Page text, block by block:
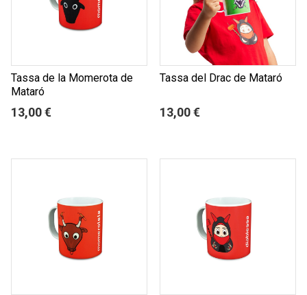
Tassa de la Momerota de
Mataró
13,00 €
Tassa del Drac de Mataró
13,00 €